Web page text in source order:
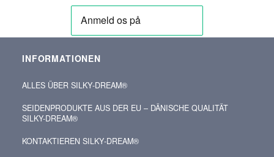
INFORMATIONEN
ALLES ÜBER SILKY‑DREAM®
SEIDENPRODUKTE AUS DER EU – DÄNISCHE QUALITÄT
SILKY-DREAM®
KONTAKTIEREN SILKY‑DREAM®